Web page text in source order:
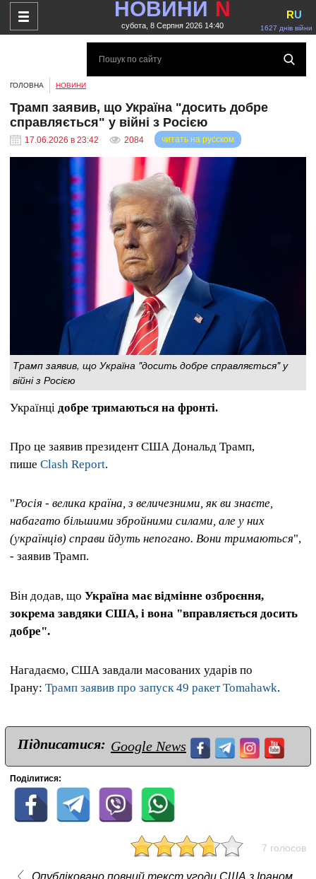
НОВИНИ N
субота, 8 Серпня 2026 14:40 1627 днів війни
RU
ГОЛОВНА НОВИНИ
Трамп заявив, що Україна "досить добре
справляється" у війні з Росією
17.06.2026 в 23:42 2084 читать на русском
Трамп заявив, що Україна "досить добре справляється" у
війні з Росією
Українці добре тримаються на фронті.
Про це заявив президент США Дональд Трамп,
пише Clash Report.
"Росія - велика країна, з величезними, як ви знаєте,
набагато більшими збройними силами, але у них
(українців) справи йдуть непогано. Вони тримаються",
- заявив Трамп.
Він додав, що Україна має відмінне озброєння,
зокрема завдяки США, і вона "вправляється досить
добре".
Нагадаємо, США завдали масованих ударів по
Ірану: Трамп заявив про запуск 49 ракет Tomahawk.
Підписатися: Google News
Поділитися:
7 голосов